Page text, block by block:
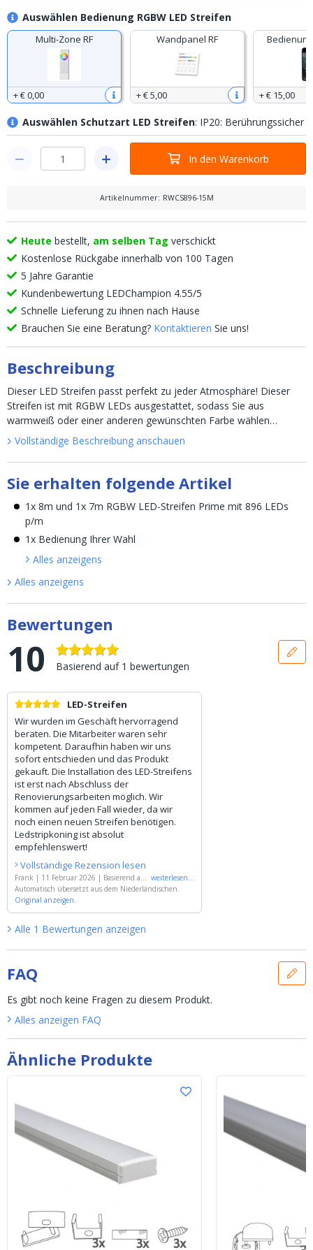
Auswählen Bedienung RGBW LED Streifen
Multi-Zone RF
+€ 0,00
Wandpanel RF
+€ 5,00 +€ 15,00
Auswählen Schutzart LED Streifen: IP20: Berührungssicher
In den Warenkorb
Artikelnummer: RWCS896-15M
Heute bestellt, am selben Tag verschickt
Kostenlose Rückgabe innerhalb von 100 Tagen
5 Jahre Garantie
Kundenbewertung LEDChampion 4.55/5
Schnelle Lieferung zu ihnen nach Hause
Brauchen Sie eine Beratung? Kontaktieren Sie uns!
Beschreibung
Dieser LED Streifen passt perfekt zu jeder Atmosphäre! Dieser
Streifen ist mit RGBW LEDs ausgestattet, sodass Sie aus
warmweiß oder einer anderen gewünschten Farbe wählen
können. U...
Vollständige Beschreibung anschauen
Sie erhalten folgende Artikel
1x 8m und 1x 7m RGBW LED-Streifen Prime mit 896 LEDs
p/m
1x Bedienung Ihrer Wahl
Alles anzeigens
Alles anzeigens
Ähnliche Produkte
Bewertungen
10 Basierend auf 1 bewertungen
LED-Streifen
Wir wurden im Geschäft hervorragend
beraten. Die Mitarbeiter waren sehr
kompetent. Daraufhin haben wir uns
sofort entschieden und das Produkt
gekauft. Die Installation des LED-Streifens
ist erst nach Abschluss der
Renovierungsarbeiten möglich. Wir
kommen auf jeden Fall wieder, da wir
noch einen neuen Streifen benötigen.
Ledstripkoning ist absolut
empfehlenswert!
Vollständige Rezension lesen
Frank | 11 Februar 2026 | Basierend auf
'16 Meter RGBW LED Streifen Komplettse
t - Prime 896 LEDs p/m.
weiterlesen
Automatisch übersetzt aus dem Niederländischen.
Original anzeigen.
Alle 1 Bewertungen anzeigen
FAQ
Es gibt noch keine Fragen zu diesem Produkt.
Alles anzeigen FAQ